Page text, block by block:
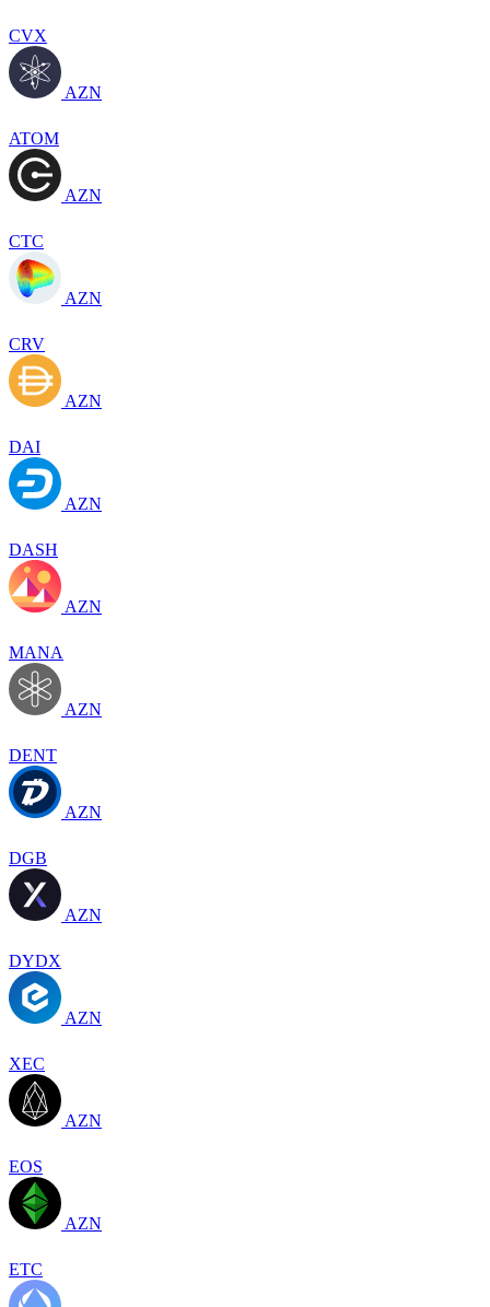
CVX
AZN
ATOM
AZN
CTC
AZN
CRV
AZN
DAI
AZN
DASH
AZN
MANA
AZN
DENT
AZN
DGB
AZN
DYDX
AZN
XEC
AZN
EOS
AZN
ETC